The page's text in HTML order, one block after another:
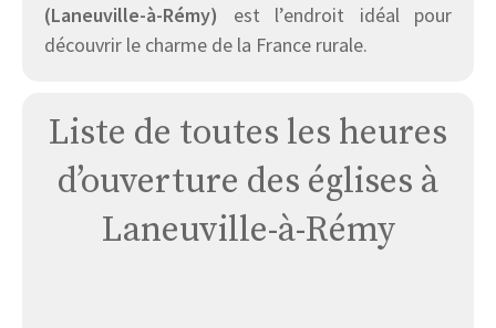
(Laneuville-à-Rémy) est l’endroit idéal pour
découvrir le charme de la France rurale.
Liste de toutes les heures
d’ouverture des églises à
Laneuville-à-Rémy